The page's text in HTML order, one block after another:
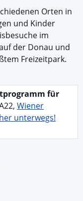
Orten in
und Kinder
im
der Donau und
Freizeitpark.
für
Wiener
unterwegs!